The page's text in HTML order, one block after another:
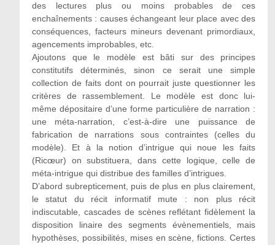
des lectures plus ou moins probables de ces
enchaînements : causes échangeant leur place avec des
conséquences, facteurs mineurs devenant primordiaux,
agencements improbables, etc.
Ajoutons que le modèle est bâti sur des principes
constitutifs déterminés, sinon ce serait une simple
collection de faits dont on pourrait juste questionner les
critères de rassemblement. Le modèle est donc lui-
même dépositaire d’une forme particulière de narration :
une méta-narration, c’est-à-dire une puissance de
fabrication de narrations sous contraintes (celles du
modèle). Et à la notion d’intrigue qui noue les faits
(Ricœur) on substituera, dans cette logique, celle de
méta-intrigue qui distribue des familles d’intrigues.
D’abord subrepticement, puis de plus en plus clairement,
le statut du récit informatif mute : non plus récit
indiscutable, cascades de scènes reflétant fidèlement la
disposition linaire des segments évènementiels, mais
hypothèses, possibilités, mises en scène, fictions. Certes